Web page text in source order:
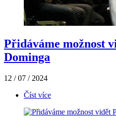
Přidáváme možnost
Dominga
12 / 07 / 2024
Číst více